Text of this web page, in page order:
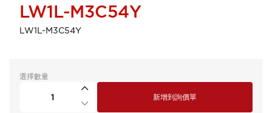
LW1L-M3C54Y
LW1L-M3C54Y
選擇數量
新增到詢價單